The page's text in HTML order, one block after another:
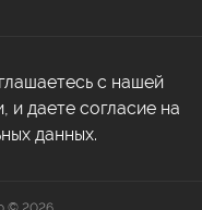
с нашей
и даете согласие на
данных.